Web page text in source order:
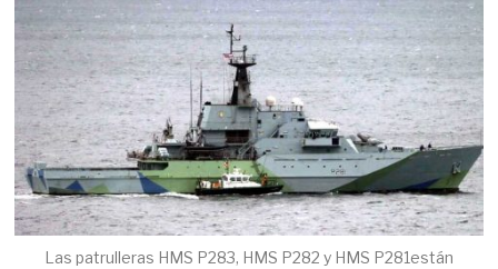
Las patrulleras HMS P283, HMS P282 y HMS P281están